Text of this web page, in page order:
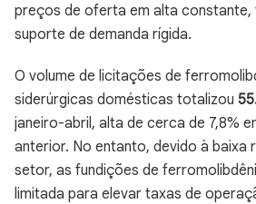
preços de oferta em alta
suporte de demanda rígida.
O volume de licitações de
siderúrgicas domésticas totalizou
janeiro-abril, alta de cerca de 7,8%
anterior. No entanto, devido à baixa
setor, as fundições de
limitada para elevar taxas de